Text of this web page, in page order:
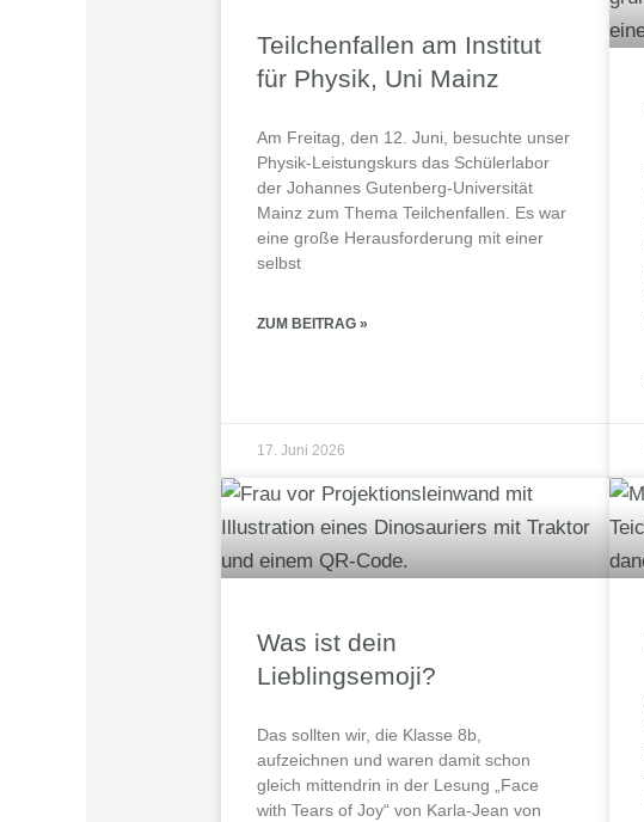
Teilchenfallen am Institut
für Physik, Uni Mainz
Am Freitag, den 12. Juni, besuchte unser
Physik-Leistungskurs das Schülerlabor
der Johannes Gutenberg‑Universität
Mainz zum Thema Teilchenfallen. Es war
eine große Herausforderung mit einer
selbst
ZUM BEITRAG »
17. Juni 2026
Was ist dein
Lieblingsemoji?
Das sollten wir, die Klasse 8b,
aufzeichnen und waren damit schon
gleich mittendrin in der Lesung „Face
with Tears of Joy“ von Karla-Jean von